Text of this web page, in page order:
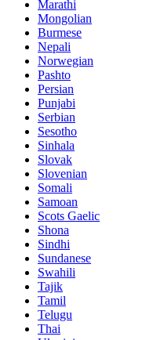
Marathi
Mongolian
Burmese
Nepali
Norwegian
Pashto
Persian
Punjabi
Serbian
Sesotho
Sinhala
Slovak
Slovenian
Somali
Samoan
Scots Gaelic
Shona
Sindhi
Sundanese
Swahili
Tajik
Tamil
Telugu
Thai